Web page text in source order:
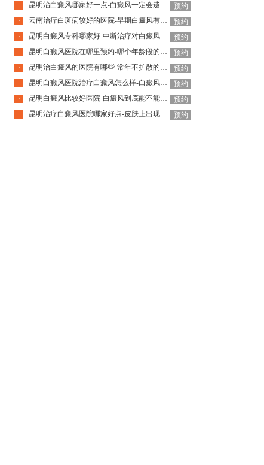
· 昆明治白癜风哪家好一点-白癜风一定会遗传给孩子吗
预约
·
云南治疗白斑病较好的医院-早期白癜风有什么症状
预约
·
昆明白癜风专科哪家好-中断治疗对白癜风有什么影响
预约
·
昆明白癜风医院在哪里预约-哪个年龄段的人容易长白癜风呢
预约
·
昆明治白癜风的医院有哪些-常年不扩散的白斑是白癜风吗
预约
·
昆明白癜风医院治疗白癜风怎么样-白癜风治疗不见效是怎么回事
预约
·
昆明白癜风比较好医院-白癜风到底能不能治好呢
预约
·
昆明治疗白癜风医院哪家好点-皮肤上出现白斑一定是白癜风吗 预约